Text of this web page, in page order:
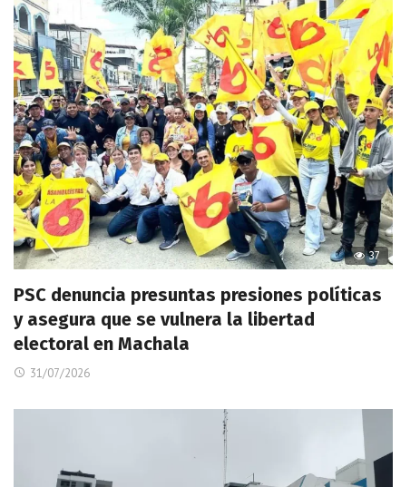
37
PSC denuncia presuntas presiones políticas
y asegura que se vulnera la libertad
electoral en Machala
31/07/2026